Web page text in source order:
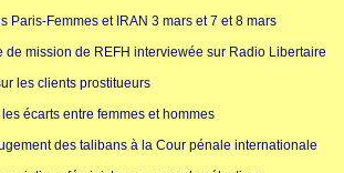
Paris-Femmes et IRAN 3 mars et 7 et 8 mars
de mission de REFH interviewée sur Radio Libertaire
les clients prostitueurs
écarts entre femmes et hommes
des talibans à la Cour pénale internationale